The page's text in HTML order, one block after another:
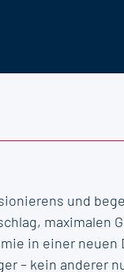
und
maximalen
in einer neuen
– kein anderer